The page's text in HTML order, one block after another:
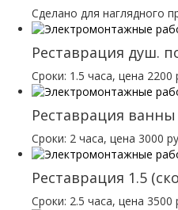
Сделано для наглядного
Реставрация душ.
Сроки: 1.5 часа, цена 2200
Реставрация
Сроки: 2 часа, цена 3000
Реставрация 1.5
Сроки: 2.5 часа, цена 3500